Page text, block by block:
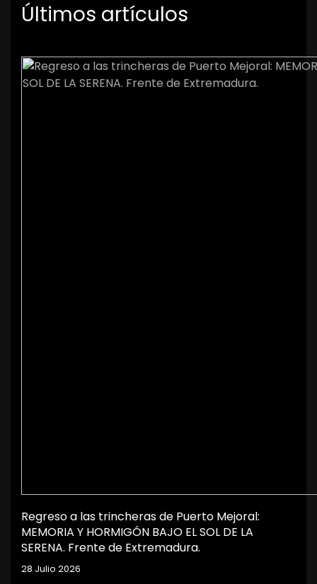
Últimos artículos
Regreso a las trincheras de Puerto Mejoral:
MEMORIA Y HORMIGÓN BAJO EL SOL DE LA
SERENA. Frente de Extremadura.
28 Julio 2026